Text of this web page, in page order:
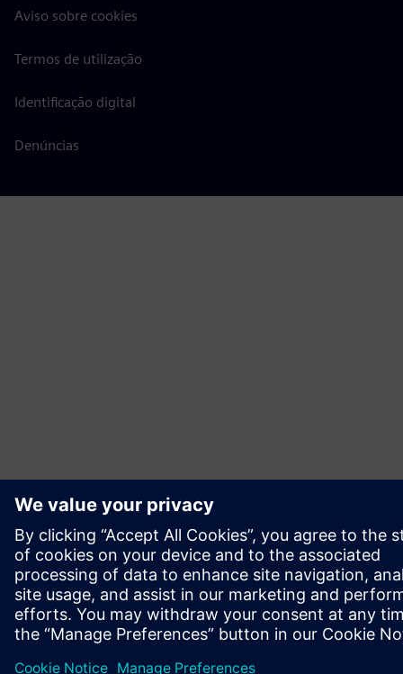
Aviso sobre cookies
Termos de utilização
Identificação digital
Denúncias